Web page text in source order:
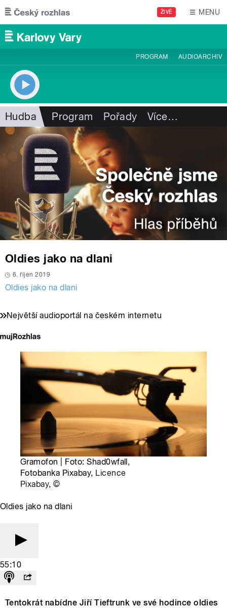
Přejít k hlavnímu obsahu
ŽIVĚ MENU
PROGRAM AUDIOARCHIV
Hudba Program Pořady Více…
Oldies jako na dlani
6. říjen 2019
Oldies jako na dlani
Největší audioportál na českém internetu
Gramofon | Foto: Shad0wfall,
Fotobanka Pixabay, Licence
Pixabay,©
Oldies jako na dlani
55:10
Tentokrát nabídne Jiří Tieftrunk ve své hodince oldies